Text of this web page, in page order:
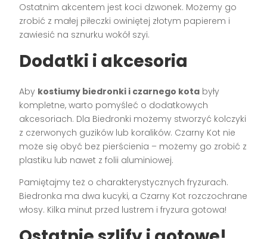
Ostatnim akcentem jest koci dzwonek. Możemy go
zrobić z małej piłeczki owiniętej złotym papierem i
zawiesić na sznurku wokół szyi.
Dodatki i akcesoria
Aby kostiumy biedronki i czarnego kota były
kompletne, warto pomyśleć o dodatkowych
akcesoriach. Dla Biedronki możemy stworzyć kolczyki
z czerwonych guzików lub koralików. Czarny Kot nie
może się obyć bez pierścienia – możemy go zrobić z
plastiku lub nawet z folii aluminiowej.
Pamiętajmy też o charakterystycznych fryzurach.
Biedronka ma dwa kucyki, a Czarny Kot rozczochrane
włosy. Kilka minut przed lustrem i fryzura gotowa!